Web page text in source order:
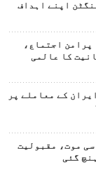
اپنے اہداف
پرامن اجتماع،
کا عالمی
کے معاملے پر
موت، مقبولیت
گئی